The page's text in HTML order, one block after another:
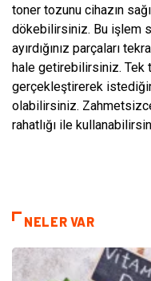
toner tozunu cihazın
dökebilirsiniz. Bu işlem
ayırdığınız parçaları
hale getirebilirsiniz. Tek
gerçekleştirerek
olabilirsiniz.
rahatlığı ile
NELER VAR